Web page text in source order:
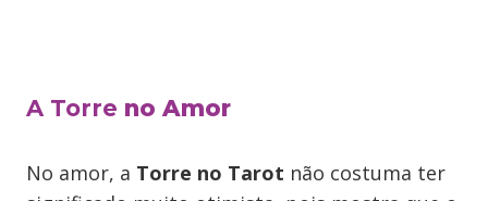
A Torre no Amor
No amor, a Torre no Tarot não costuma ter